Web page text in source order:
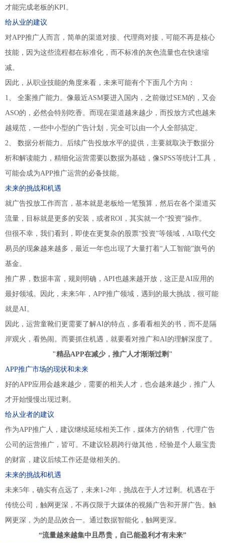
才能完成老板的KPI。
给从业的建议
对APP推广人而言，简单的渠道对接、代理商对接，可能不再是核心
技能，因为这些流程都在标准化，而不标准的灰色流量也在快速缩
减。
因此，从职业技能的角度来看，未来可能有个下面几个方向：
1、 全案推广能力。像最近ASM要进入国内，之前做过SEM的，又会
ASO的，必然会特别吃香。而现在渠道越来越少，而投放方式也越来
越规范，一些中小型的广告计划，完全可以由一个人全部搞定。
2、 数据分析能力。后续广告投放水平的提供，主要就取决于数据分
析和解读能力，精细化运营需要以数据为基础，像SPSS等统计工具，
可能会成为APP推广运营的必备技能。
未来的挑战和机遇
就广告投放工作而言，基本就是老板给一笔预算，然后在各个渠道买
流量，目标就是更多的安装，或者ROI，其实就一个“投资”操作。
但很不幸，我们看到，即使在更复杂的股票“投资”等领域，AI取代交
易员的现象越来越多，最近一年也出现了大量打着“人工智能”旗号的
基金。
推广界，数据丰富，规则明确，API也越来越开放，这正是AI应用的
最好领域。因此，未来5年，APP推广领域，遇到的最大挑战，很可能
就是AI。
因此，运营童靴们更需要了解AI的特点，多看看相关的书，而不是隔
岸观火，看热闹。而要抓住机遇，就要看对推广和AI的理解深度了。
"精品APP在减少，推广人才渐渐过剩"
APP推广市场的现状和未来
好的APP应用会越来越少，需要的相关人才，也会越来越少，推广人
才开始慢慢出现过剩。
给从业者的建议
作为APP推广人，建议继续延续相关工作，媒体方的销售，代理广告
公司的运营推广，皆可。不建议轻易跨行做其他，经验是个人最宝贵
的财富，建议后续工作还是做相关的。
未来的挑战和机遇
未来5年，确实有点远了，未来1-2年，挑战在于人才过剩。机遇在于
传统公司，触网更深，不再仅限于大媒体的视频广告和开屏广告。触
网更深，为的是品效合一。通过数据智能化，触网更深。
“流量越来越集中且昂贵，自己能盈利才有未来”